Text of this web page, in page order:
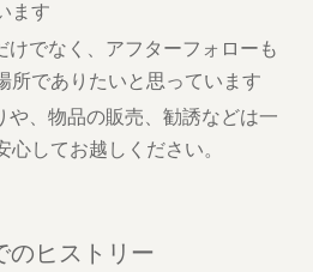
ます
けでなく、アフターフォローも
所でありたいと思っています
や、物品の販売、勧誘などは一
心してお越しください。
のヒストリー